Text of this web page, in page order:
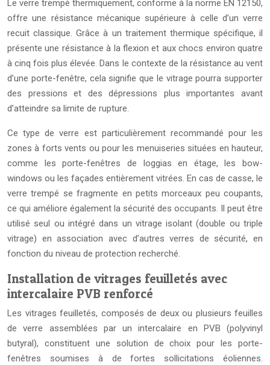
Le verre trempé thermiquement, conforme à la norme EN 12150,
offre une résistance mécanique supérieure à celle d’un verre
recuit classique. Grâce à un traitement thermique spécifique, il
présente une résistance à la flexion et aux chocs environ quatre
à cinq fois plus élevée. Dans le contexte de la résistance au vent
d’une porte-fenêtre, cela signifie que le vitrage pourra supporter
des pressions et des dépressions plus importantes avant
d’atteindre sa limite de rupture.
Ce type de verre est particulièrement recommandé pour les
zones à forts vents ou pour les menuiseries situées en hauteur,
comme les porte-fenêtres de loggias en étage, les bow-
windows ou les façades entièrement vitrées. En cas de casse, le
verre trempé se fragmente en petits morceaux peu coupants,
ce qui améliore également la sécurité des occupants. Il peut être
utilisé seul ou intégré dans un vitrage isolant (double ou triple
vitrage) en association avec d’autres verres de sécurité, en
fonction du niveau de protection recherché.
Installation de vitrages feuilletés avec
intercalaire PVB renforcé
Les vitrages feuilletés, composés de deux ou plusieurs feuilles
de verre assemblées par un intercalaire en PVB (polyvinyl
butyral), constituent une solution de choix pour les porte-
fenêtres soumises à de fortes sollicitations éoliennes.